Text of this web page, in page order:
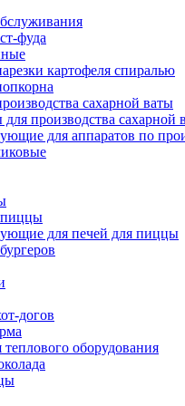
фуда
картофеля спиралью
сахарной ваты
производства сахарной
для аппаратов по
для печей для пиццы
догов
оборудования